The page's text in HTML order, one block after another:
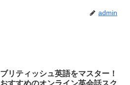
admin
ブリティッシュ英語をマスター！